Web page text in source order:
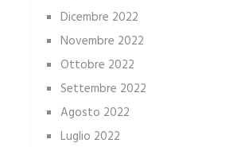
Dicembre 2022
Novembre 2022
Ottobre 2022
Settembre 2022
Agosto 2022
Luglio 2022